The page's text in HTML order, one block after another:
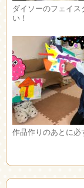
ダイソーのフェイス
い！
作品作りのあとに必